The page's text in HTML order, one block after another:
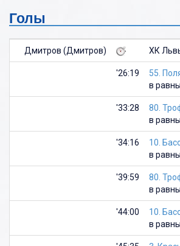
Голы
Дмитров (Дмитров) ХК
'26:19
55.
в
'33:28
80.
в
'34:16
10.
в
'39:59 80.
в
'44:00 10.
в